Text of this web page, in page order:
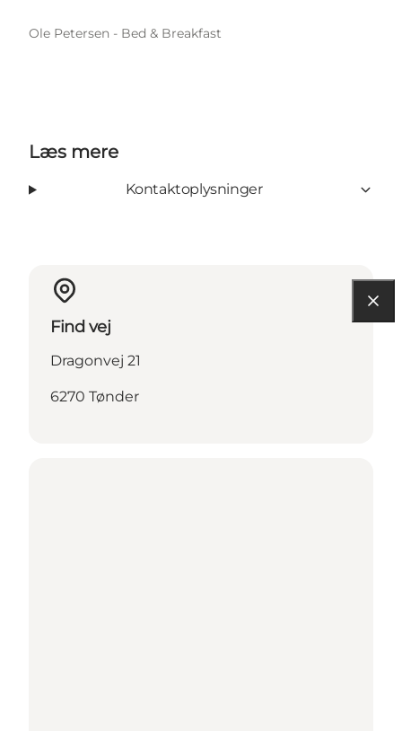
Ole Petersen - Bed & Breakfast
Læs mere
Kontaktoplysninger
Find vej
Dragonvej 21
6270 Tønder